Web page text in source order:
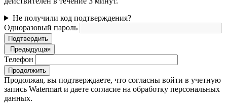
Не получили код подтверждения?
Одноразовый пароль
Подтвердить
Предыдущая
Телефон
Продолжить
Продолжая, вы подтверждаете, что согласны войти в учетную
запись Watermart и даете согласие на обработку персональных
данных.